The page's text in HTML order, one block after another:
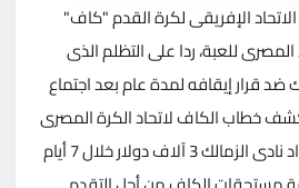
الإفريقى لكرة القدم "كاف"
المصرى للعبة، ردا على التظلم الذى
ضد قرار إيقافه لمدة عام بعد اجتماع
خطاب الكاف لاتحاد الكرة المصرى
رفض الاستئناف لعدم سداد نادى الزمالك 3 آلاف دولار خلال 7 أيام